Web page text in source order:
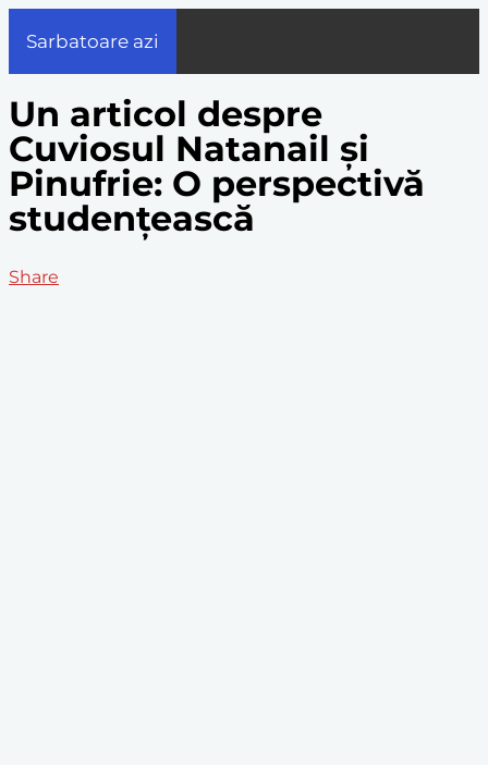
Sarbatoare azi
Un articol despre
Cuviosul Natanail și
Pinufrie: O perspectivă
studențească
Share